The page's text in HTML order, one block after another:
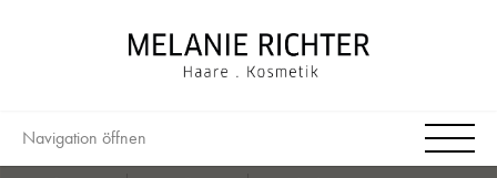
Navigation öffnen